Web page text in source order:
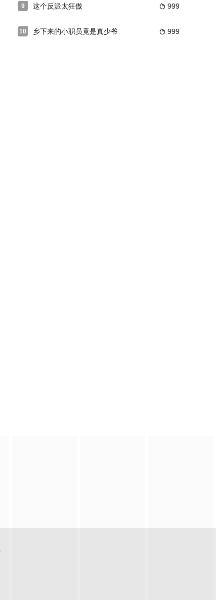
9  999
这个反派太狂傲
10  999
乡下来的小职员竟是真少爷